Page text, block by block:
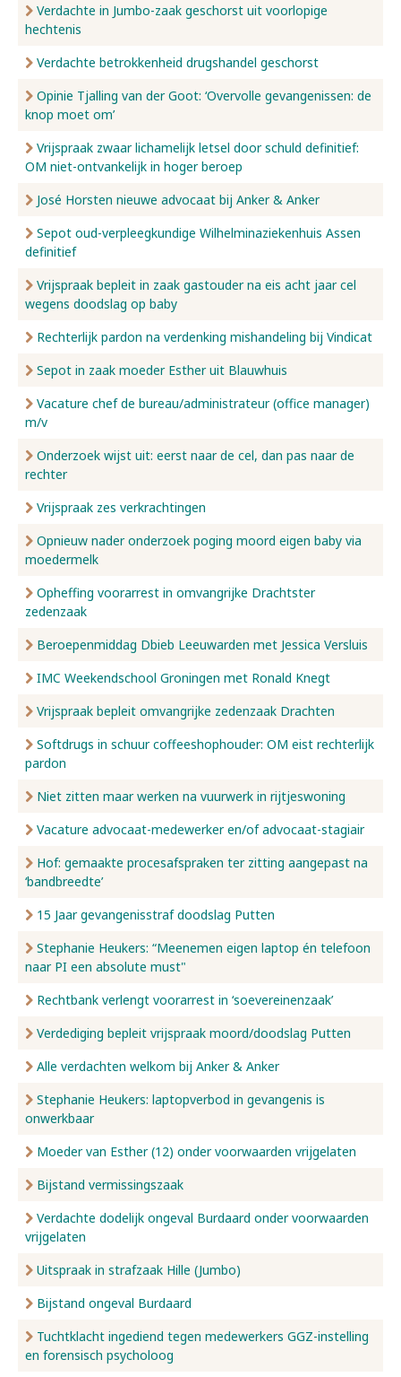
Verdachte in Jumbo-zaak geschorst uit voorlopige
hechtenis
Verdachte betrokkenheid drugshandel geschorst
Opinie Tjalling van der Goot: ‘Overvolle gevangenissen: de
knop moet om’
Vrijspraak zwaar lichamelijk letsel door schuld definitief:
OM niet-ontvankelijk in hoger beroep
José Horsten nieuwe advocaat bij Anker & Anker
Sepot oud-verpleegkundige Wilhelminaziekenhuis Assen
definitief
Vrijspraak bepleit in zaak gastouder na eis acht jaar cel
wegens doodslag op baby
Rechterlijk pardon na verdenking mishandeling bij Vindicat
Sepot in zaak moeder Esther uit Blauwhuis
Vacature chef de bureau/administrateur (office manager)
m/v
Onderzoek wijst uit: eerst naar de cel, dan pas naar de
rechter
Vrijspraak zes verkrachtingen
Opnieuw nader onderzoek poging moord eigen baby via
moedermelk
Opheffing voorarrest in omvangrijke Drachtster
zedenzaak
Beroepenmiddag Dbieb Leeuwarden met Jessica Versluis
IMC Weekendschool Groningen met Ronald Knegt
Vrijspraak bepleit omvangrijke zedenzaak Drachten
Softdrugs in schuur coffeeshophouder: OM eist rechterlijk
pardon
Niet zitten maar werken na vuurwerk in rijtjeswoning
Vacature advocaat-medewerker en/of advocaat-stagiair
Hof: gemaakte procesafspraken ter zitting aangepast na
‘bandbreedte’
15 Jaar gevangenisstraf doodslag Putten
Stephanie Heukers: “Meenemen eigen laptop én telefoon
naar PI een absolute must"
Rechtbank verlengt voorarrest in ‘soevereinenzaak’
Verdediging bepleit vrijspraak moord/doodslag Putten
Alle verdachten welkom bij Anker & Anker
Stephanie Heukers: laptopverbod in gevangenis is
onwerkbaar
Moeder van Esther (12) onder voorwaarden vrijgelaten
Bijstand vermissingszaak
Verdachte dodelijk ongeval Burdaard onder voorwaarden
vrijgelaten
Uitspraak in strafzaak Hille (Jumbo)
Bijstand ongeval Burdaard
Tuchtklacht ingediend tegen medewerkers GGZ-instelling
en forensisch psycholoog